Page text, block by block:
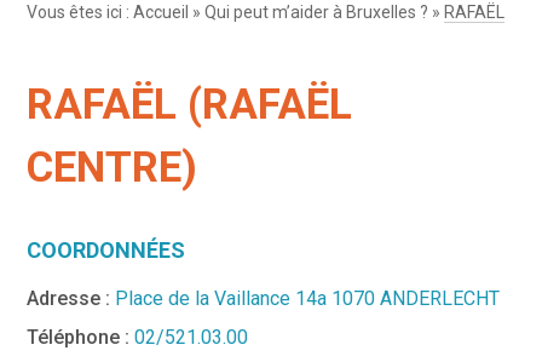
Vous êtes ici :Accueil »Qui peut m’aider à Bruxelles ? » RAFAËL
RAFAËL (RAFAËL
CENTRE)
COORDONNÉES
Adresse : Place de la Vaillance 14a 1070 ANDERLECHT
Téléphone :02/521.03.00